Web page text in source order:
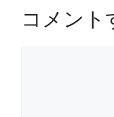
コメント